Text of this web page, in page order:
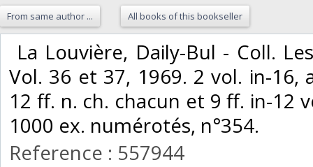
From same author ... All books of this bookseller
La Louvière, Daily-Bul - Coll.
Vol. 36 et 37, 1969. 2 vol. in-16,
12 ff. n. ch. chacun et 9 ff. in-12
1000 ex. numérotés, n°354. ‎
Reference : 557944